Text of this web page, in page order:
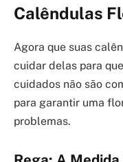
Calêndulas
Agora que suas
cuidar delas para
cuidados não são
para garantir uma
problemas.